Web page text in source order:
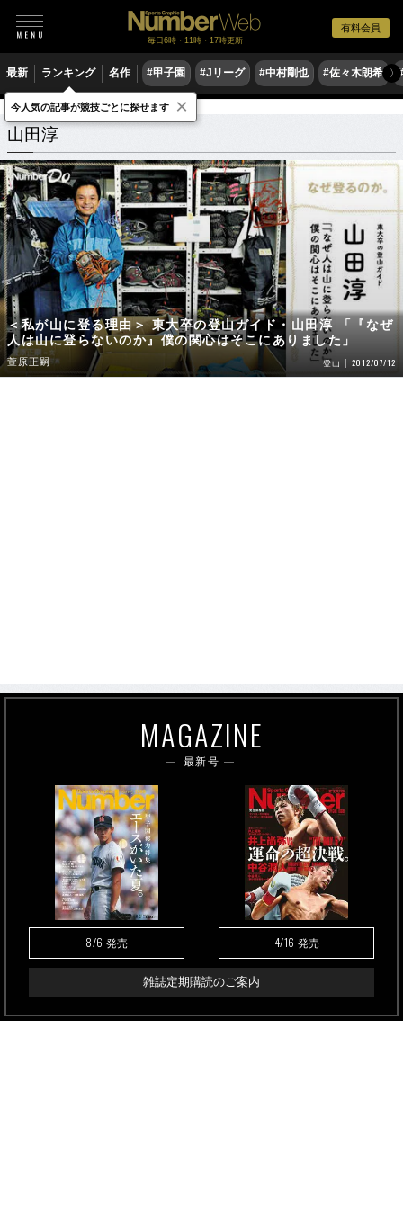
有料会員
毎日6時・11時・17時更新
最新 ランキング 名作 #甲子園 #Jリーグ #中村剛也 #佐々木朗希 〉
山田淳 関連記事
山田淳
＜私が山に登る理由＞ 東大卒の登山ガイド・山田淳 「『なぜ
人は山に登らないのか』僕の関心はそこにありました」
萱原正嗣 登山 2012/07/12
MAGAZINE
最新号
8/6 発売 4/16 発売
雑誌定期購読のご案内
今人気の記事が競技ごとに探せます ×